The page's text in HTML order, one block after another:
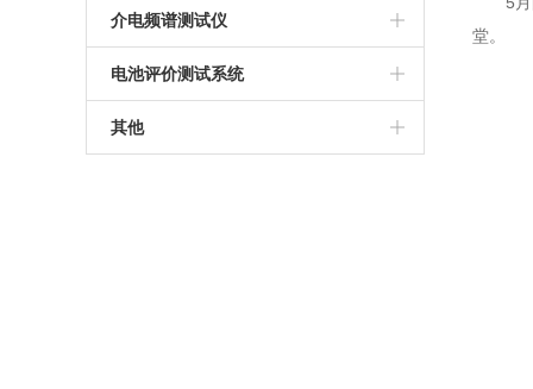
英国输力强电化学工作站
微区电化学测试系统
微区扫描电化学工作站
电化学交流阻抗测试系统
介电频谱测试仪
电池评价测试系统
其他
堂。